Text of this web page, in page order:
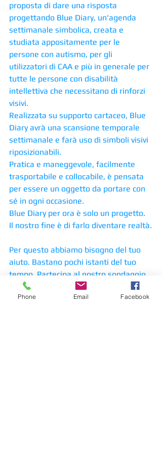
proposta di dare una risposta
progettando Blue Diary, un'agenda
settimanale simbolica, creata e
studiata appositamente per le
persone con autismo, per gli
utilizzatori di CAA e più in generale per
tutte le persone con disabilità
intellettiva che necessitano di rinforzi
visivi.
Realizzata su supporto cartaceo, Blue
Diary avrà una scansione temporale
settimanale e farà uso di simboli visivi
riposizionabili.
Pratica e maneggevole, facilmente
trasportabile e collocabile, è pensata
per essere un oggetto da portare con
sé in ogni occasione.
Blue Diary per ora è solo un progetto.
Il nostro fine è di farlo diventare realtà.
Per questo abbiamo bisogno del tuo
aiuto. Bastano pochi istanti del tuo
tempo. Partecipa al nostro sondaggio
Phone Email Facebook